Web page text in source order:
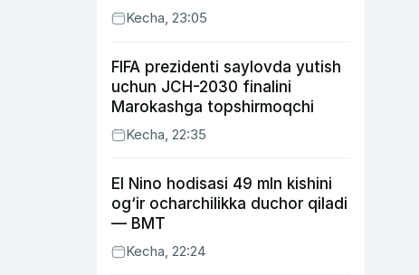
tushiriladi
Kecha, 23:05
FIFA prezidenti saylovda yutish
uchun JCH-2030 finalini
Marokashga topshirmoqchi
Kecha, 22:35
El Nino hodisasi 49 mln kishini
og‘ir ocharchilikka duchor qiladi
— BMT
Kecha, 22:24